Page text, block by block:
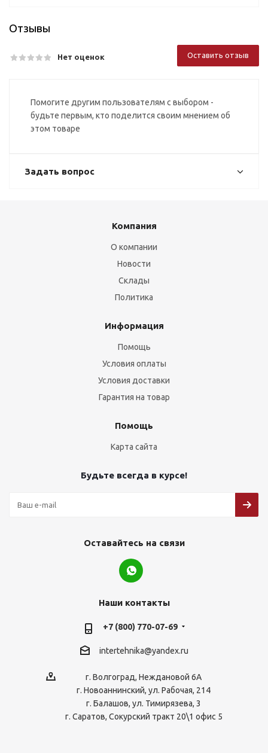
Отзывы
Нет оценок Оставить отзыв
Помогите другим пользователям с выбором -
будьте первым, кто поделится своим мнением об
этом товаре
Задать вопрос
Компания
О компании
Новости
Склады
Политика
Информация
Помощь
Условия оплаты
Условия доставки
Гарантия на товар
Помощь
Карта сайта
Будьте всегда в курсе!
Оставайтесь на связи
Наши контакты
+7 (800) 770-07-69
intertehnika@yandex.ru
г. Волгоград, Неждановой 6А
г. Новоаннинский, ул. Рабочая, 214
г. Балашов, ул. Тимирязева, 3
г. Саратов, Сокурский тракт 20\1 офис 5